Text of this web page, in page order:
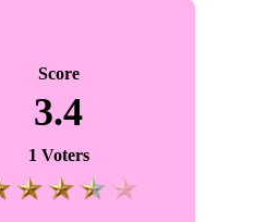
Score
3.4
1 Voters